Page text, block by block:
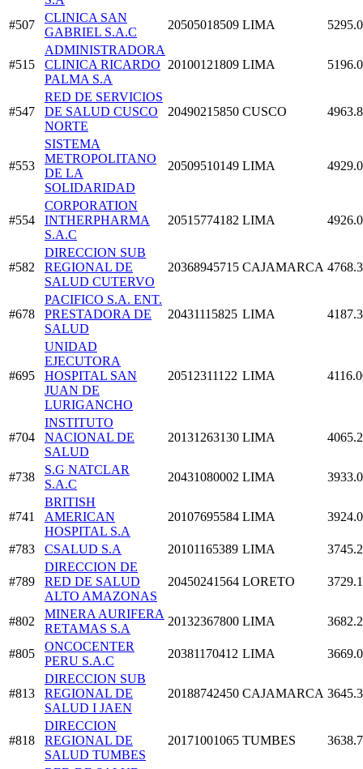
#507
CLINICA SAN
GABRIEL S.A.C
20505018509 LIMA
#515
ADMINISTRADORA
CLINICA RICARDO
PALMA S.A
20100121809 LIMA
#547
RED DE SERVICIOS
DE SALUD CUSCO
NORTE
20490215850 CUSCO
#553
SISTEMA
METROPOLITANO
DE LA
SOLIDARIDAD
20509510149 LIMA
#554
CORPORATION
INTHERPHARMA
S.A.C
20515774182 LIMA
#582
DIRECCION SUB
REGIONAL DE
SALUD CUTERVO
20368945715 CAJAMARCA
#678
PACIFICO S.A. ENT.
PRESTADORA DE
SALUD
20431115825 LIMA
#695
UNIDAD
EJECUTORA
HOSPITAL SAN
JUAN DE
LURIGANCHO
20512311122 LIMA
#704
INSTITUTO
NACIONAL DE
SALUD
20131263130 LIMA
#738
S.G NATCLAR
S.A.C
20431080002 LIMA
#741
BRITISH
AMERICAN
HOSPITAL S.A
20107695584 LIMA
#783 CSALUD S.A 20101165389 LIMA
#789
DIRECCION DE
RED DE SALUD
ALTO AMAZONAS
20450241564 LORETO
#802
MINERA AURIFERA
RETAMAS S.A
20132367800 LIMA
#805
ONCOCENTER
PERU S.A.C
20381170412 LIMA
#813
DIRECCION SUB
REGIONAL DE
SALUD I JAEN
20188742450 CAJAMARCA
#818
DIRECCION
REGIONAL DE
SALUD TUMBES
20171001065 TUMBES